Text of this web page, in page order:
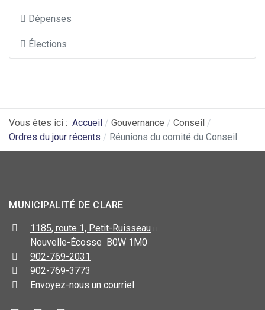
Dépenses
Élections
Vous êtes ici : Accueil Gouvernance
Conseil
Ordres du jour récents
Réunions du comité du Conseil
MUNICIPALITÉ DE CLARE
1185, route 1, Petit-Ruisseau
Nouvelle-Écosse B0W 1M0
902-769-2031
902-769-3773
Envoyez-nous un courriel